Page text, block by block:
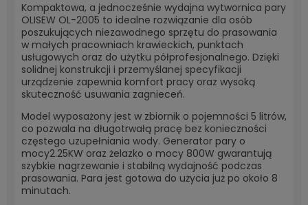
Kompaktowa, a jednocześnie wydajna wytwornica pary
OLISEW OL-2005 to idealne rozwiązanie dla osób
poszukujących niezawodnego sprzętu do prasowania
w małych pracowniach krawieckich, punktach
usługowych oraz do użytku półprofesjonalnego. Dzięki
solidnej konstrukcji i przemyślanej specyfikacji
urządzenie zapewnia komfort pracy oraz wysoką
skuteczność usuwania zagnieceń.
Model wyposażony jest w zbiornik o pojemności 5 litrów,
co pozwala na długotrwałą pracę bez konieczności
częstego uzupełniania wody. Generator pary o
mocy2.25KW oraz żelazko o mocy 800W gwarantują
szybkie nagrzewanie i stabilną wydajność podczas
prasowania. Para jest gotowa do użycia już po około 8
minutach.